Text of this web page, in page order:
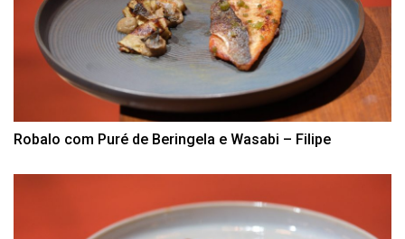
Robalo com Puré de Beringela e Wasabi – Filipe